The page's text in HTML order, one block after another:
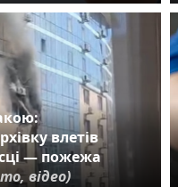
влетів
— пожежа
відео)